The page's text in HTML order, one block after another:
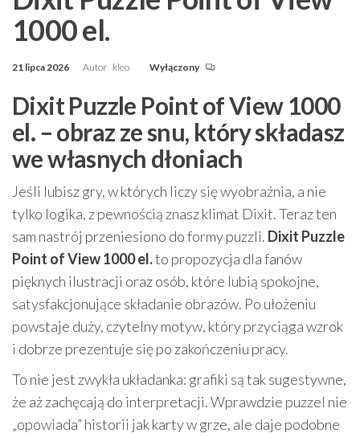
1000 el.
21 lipca 2026 Autor kleo Wyłączony
Dixit Puzzle Point of View 1000
el. – obraz ze snu, który składasz
we własnych dłoniach
Jeśli lubisz gry, w których liczy się wyobraźnia, a nie
tylko logika, z pewnością znasz klimat Dixit. Teraz ten
sam nastrój przeniesiono do formy puzzli. Dixit Puzzle
Point of View 1000 el.to propozycja dla fanów
pięknych ilustracji oraz osób, które lubią spokojne,
satysfakcjonujące składanie obrazów. Po ułożeniu
powstaje duży, czytelny motyw, który przyciąga wzrok
i dobrze prezentuje się po zakończeniu pracy.
To nie jest zwykła układanka: grafiki są tak sugestywne,
że aż zachęcają do interpretacji. Wprawdzie puzzel nie
„opowiada” historii jak karty w grze, ale daje podobne